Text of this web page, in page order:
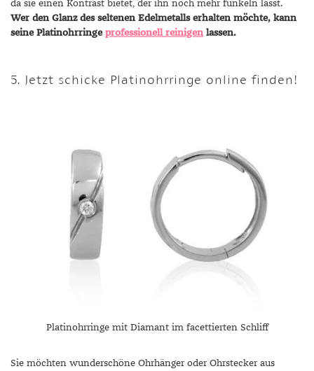
da sie einen Kontrast bietet, der ihn noch mehr funkeln lässt.
Wer den Glanz des seltenen Edelmetalls erhalten möchte, kann
seine Platinohrringe professionell reinigen lassen.
5. Jetzt schicke Platinohrringe online finden!
Platinohrringe mit Diamant im facettierten Schliff
Sie möchten wunderschöne Ohrhänger oder Ohrstecker aus